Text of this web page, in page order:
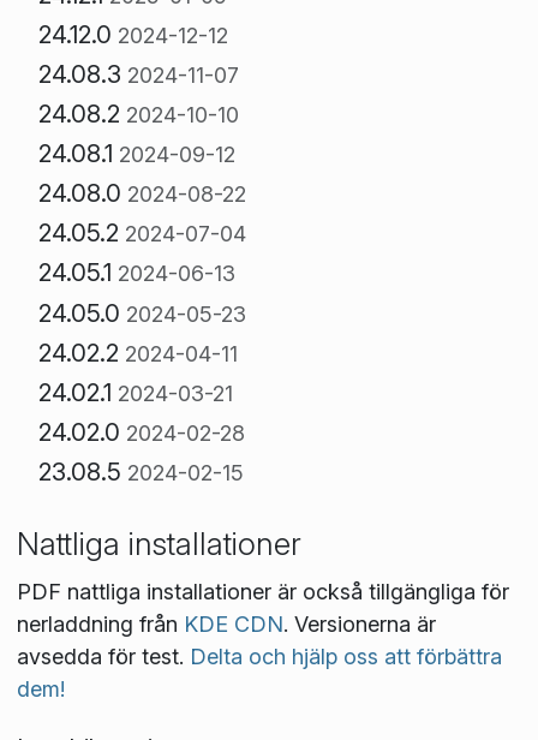
24.12.0 2024-12-12
24.08.3 2024-11-07
24.08.2 2024-10-10
24.08.1 2024-09-12
24.08.0 2024-08-22
24.05.2 2024-07-04
24.05.1 2024-06-13
24.05.0 2024-05-23
24.02.2 2024-04-11
24.02.1 2024-03-21
24.02.0 2024-02-28
23.08.5 2024-02-15
Nattliga installationer
PDF nattliga installationer är också tillgängliga för
nerladdning från KDE CDN. Versionerna är
avsedda för test. Delta och hjälp oss att förbättra
dem!